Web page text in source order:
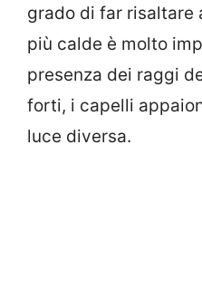
grado di far risaltare
più calde è molto
presenza dei raggi
forti, i capelli
luce diversa.